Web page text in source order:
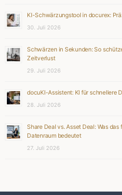
KI-Schwärzungstool in docurex:
30. Juli 2026
Schwärzen in Sekunden: So
Zeitverlust
29. Juli 2026
docuKI-Assistent: KI für schnellere
28. Juli 2026
Share Deal vs. Asset Deal: Was
Datenraum bedeutet
27. Juli 2026